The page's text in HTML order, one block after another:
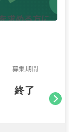
募集期間
終了